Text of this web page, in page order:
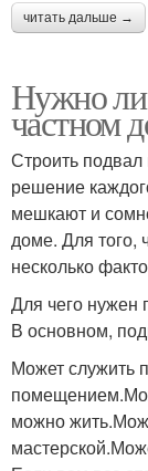
читать дальше →
Нужно ли
частном
Строить подвал
решение
мешкают и
доме. Для того,
несколько
Для чего нужен
В основном,
Может служить
можно